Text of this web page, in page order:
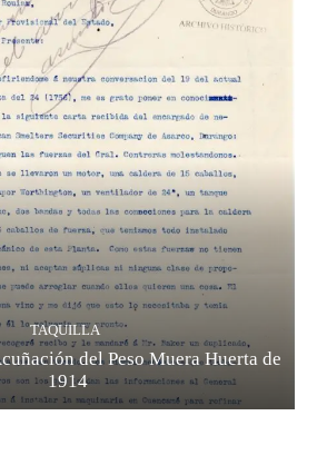
TAQUILLA
del Peso Muera Huerta de
1914